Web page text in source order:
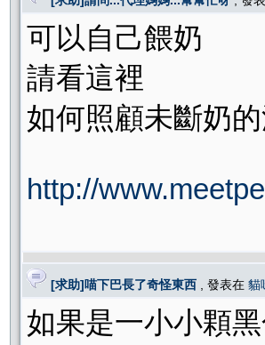
可以自己餵奶
請看這裡
如何照顧未斷奶
http://
[求助]喵下巴長了奇怪東西 , 發表在 貓
如果是一小小顆